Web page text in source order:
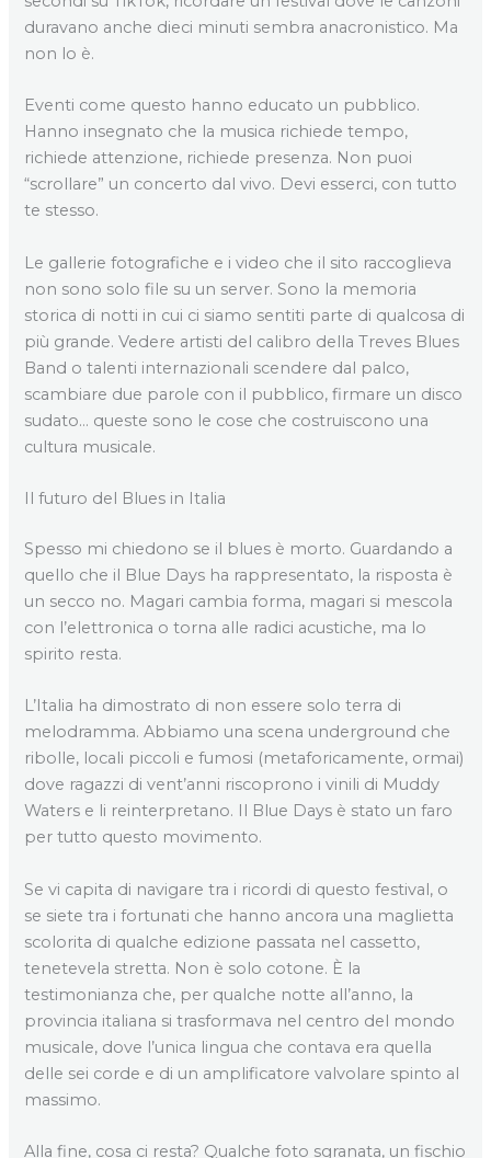
duravano anche dieci minuti sembra anacronistico. Ma
non lo è.
Eventi come questo hanno educato un pubblico.
Hanno insegnato che la musica richiede tempo,
richiede attenzione, richiede presenza. Non puoi
“scrollare” un concerto dal vivo. Devi esserci, con tutto
te stesso.
Le gallerie fotografiche e i video che il sito raccoglieva
non sono solo file su un server. Sono la memoria
storica di notti in cui ci siamo sentiti parte di qualcosa di
più grande. Vedere artisti del calibro della Treves Blues
Band o talenti internazionali scendere dal palco,
scambiare due parole con il pubblico, firmare un disco
sudato… queste sono le cose che costruiscono una
cultura musicale.
Il futuro del Blues in Italia
Spesso mi chiedono se il blues è morto. Guardando a
quello che il Blue Days ha rappresentato, la risposta è
un secco no. Magari cambia forma, magari si mescola
con l’elettronica o torna alle radici acustiche, ma lo
spirito resta.
L’Italia ha dimostrato di non essere solo terra di
melodramma. Abbiamo una scena underground che
ribolle, locali piccoli e fumosi (metaforicamente, ormai)
dove ragazzi di vent’anni riscoprono i vinili di Muddy
Waters e li reinterpretano. Il Blue Days è stato un faro
per tutto questo movimento.
Se vi capita di navigare tra i ricordi di questo festival, o
se siete tra i fortunati che hanno ancora una maglietta
scolorita di qualche edizione passata nel cassetto,
tenetevela stretta. Non è solo cotone. È la
testimonianza che, per qualche notte all’anno, la
provincia italiana si trasformava nel centro del mondo
musicale, dove l’unica lingua che contava era quella
delle sei corde e di un amplificatore valvolare spinto al
massimo.
Alla fine, cosa ci resta? Qualche foto sgranata, un fischio